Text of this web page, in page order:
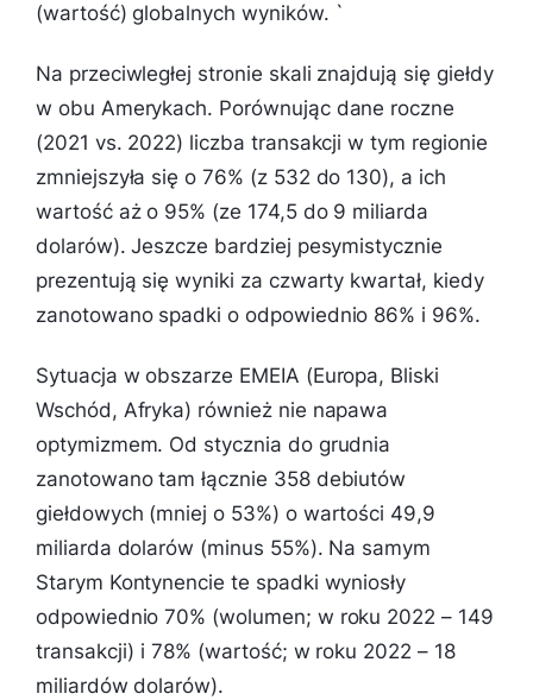
(wartość) globalnych wyników. `
Na przeciwległej stronie skali znajdują się giełdy
w obu Amerykach. Porównując dane roczne
(2021 vs. 2022) liczba transakcji w tym regionie
zmniejszyła się o 76% (z 532 do 130), a ich
wartość aż o 95% (ze 174,5 do 9 miliarda
dolarów). Jeszcze bardziej pesymistycznie
prezentują się wyniki za czwarty kwartał, kiedy
zanotowano spadki o odpowiednio 86% i 96%.
Sytuacja w obszarze EMEIA (Europa, Bliski
Wschód, Afryka) również nie napawa
optymizmem. Od stycznia do grudnia
zanotowano tam łącznie 358 debiutów
giełdowych (mniej o 53%) o wartości 49,9
miliarda dolarów (minus 55%). Na samym
Starym Kontynencie te spadki wyniosły
odpowiednio 70% (wolumen; w roku 2022 – 149
transakcji) i 78% (wartość; w roku 2022 – 18
miliardów dolarów).